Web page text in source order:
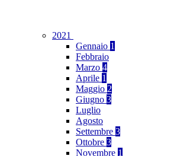
2021
Gennaio 1
Febbraio
Marzo 4
Aprile 1
Maggio 2
Giugno 3
Luglio
Agosto
Settembre 3
Ottobre 3
Novembre 1